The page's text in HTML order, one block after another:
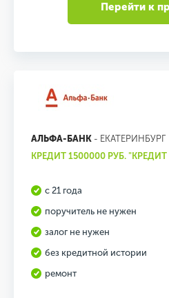
Перейти к
АЛЬФА-БАНК - ЕКАТЕРИНБУРГ
КРЕДИТ 1500000 РУБ.
с 21 года
поручитель не нужен
залог не нужен
без кредитной истории
ремонт